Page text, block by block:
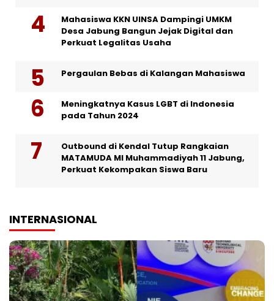
Mahasiswa KKN UINSA Dampingi UMKM
Desa Jabung Bangun Jejak Digital dan
Perkuat Legalitas Usaha
Pergaulan Bebas di Kalangan Mahasiswa
Meningkatnya Kasus LGBT di Indonesia
pada Tahun 2024
Outbound di Kendal Tutup Rangkaian
MATAMUDA MI Muhammadiyah 11 Jabung,
Perkuat Kekompakan Siswa Baru
INTERNASIONAL